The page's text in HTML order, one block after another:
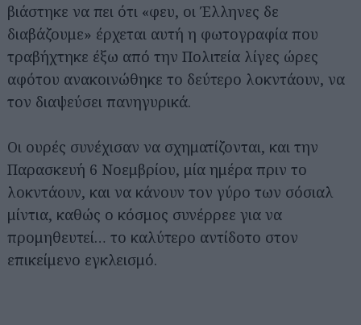
βιάστηκε να πει ότι «φευ, οι Έλληνες δε
διαβάζουμε» έρχεται αυτή η φωτογραφία που
τραβήχτηκε έξω από την Πολιτεία λίγες ώρες
αφότου ανακοινώθηκε το δεύτερο λοκντάουν, να
τον διαψεύσει πανηγυρικά.
Οι ουρές συνέχισαν να σχηματίζονται, και την
Παρασκευή 6 Νοεμβρίου, μία ημέρα πριν το
λοκντάουν, και να κάνουν τον γύρο των σόσιαλ
μίντια, καθώς ο κόσμος συνέρρεε για να
προμηθευτεί… το καλύτερο αντίδοτο στον
επικείμενο εγκλεισμό.